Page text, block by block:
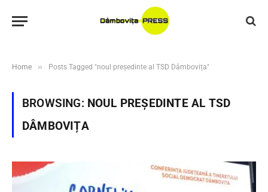
Home » Posts Tagged "noul președinte al TSD Dâmbovița"
BROWSING: NOUL PREȘEDINTE AL TSD
DÂMBOVIȚA